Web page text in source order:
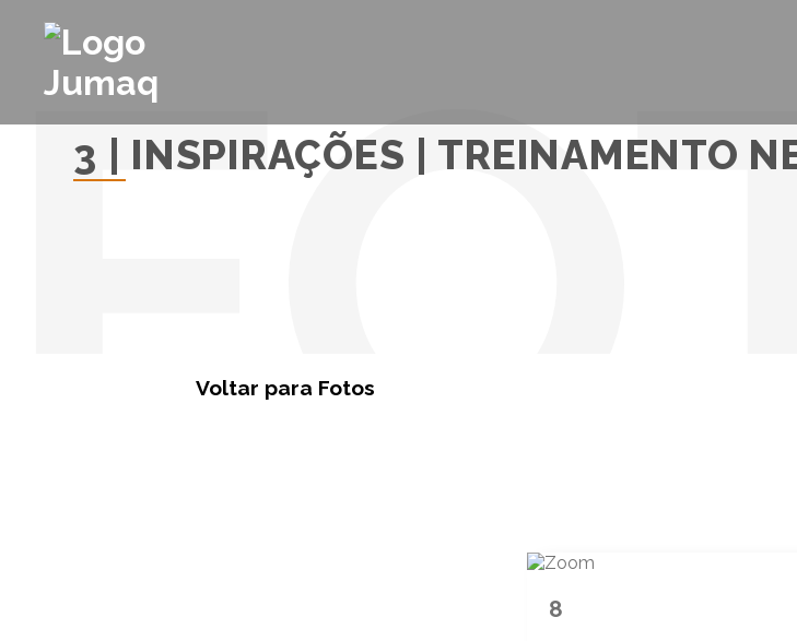
3 | INSPIRAÇÕES | TREINAMENTO
Voltar para Fotos
8